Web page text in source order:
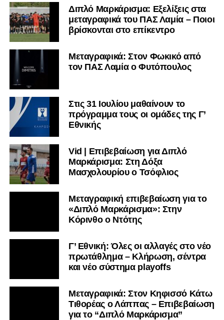
Διπλό Μαρκάρισμα: Εξελίξεις στα
μεταγραφικά του ΠΑΣ Λαμία – Ποιοι
βρίσκονται στο επίκεντρο
Μεταγραφικά: Στον Φωκικό από
τον ΠΑΣ Λαμία ο Φυτόπουλος
Στις 31 Ιουλίου μαθαίνουν το
πρόγραμμα τους οι ομάδες της Γ’
Εθνικής
Vid | Επιβεβαίωση για Διπλό
Μαρκάρισμα: Στη Δόξα
Μασχολουρίου ο Τσόφλιος
Μεταγραφική επιβεβαίωση για το
«Διπλό Μαρκάρισμα»: Στην
Κόρινθο ο Ντότης
Γ’ Εθνική: Όλες οι αλλαγές στο νέο
πρωτάθλημα – Κλήρωση, σέντρα
και νέο σύστημα playoffs
Μεταγραφικά: Στον Κηφισσό Κάτω
Τιθορέας ο Λάππας – Επιβεβαίωση
για το “Διπλό Μαρκάρισμα”